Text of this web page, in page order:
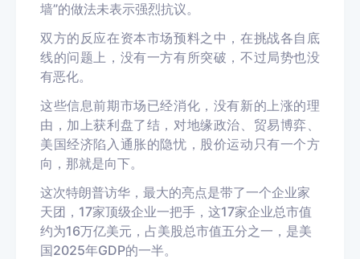
墙”的做法未表示强烈抗议。
双方的反应在资本市场预料之中，在挑战各自底
线的问题上，没有一方有所突破，不过局势也没
有恶化。
这些信息前期市场已经消化，没有新的上涨的理
由， 加上获利盘了结，对地缘政治、贸易博弈、
美国经济陷入通胀的隐忧， 股价运动只有一个方
向，那就是向下。
这次特朗普访华，最大的亮点是带了一个企业家
天团，17家顶级企业一把手，这17家企业总市值
约为16万亿美元，占美股总市值五分之一，是美
国2025年GDP的一半。